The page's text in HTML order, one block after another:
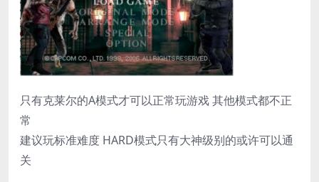
只有克莱尔的A模式才可以正常玩游戏 其他模式都不正
常
建议玩标准难度 HARD模式只有大神级别的或许可以通
关